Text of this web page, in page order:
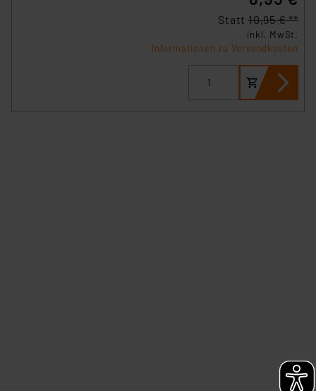
Statt 10,95 € **
inkl. MwSt.
Informationen zu Versandkosten